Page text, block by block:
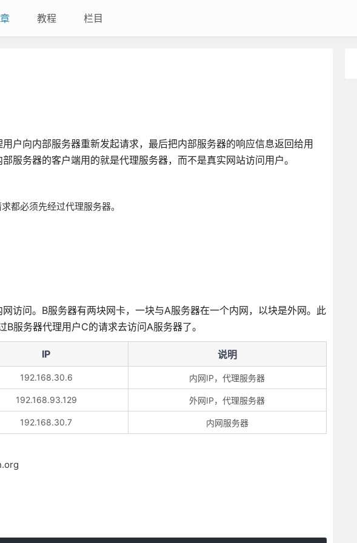
教程 栏目
户向内部服务器重新发起请求，最后把内部服务器的响应信息返回给用
服务器的客户端用的就是代理服务器，而不是真实网站访问用户。
都必须先经过代理服务器。
访问。B服务器有两块网卡，一块与A服务器在一个内网，以块是外网。此
服务器代理用户C的请求去访问A服务器了。
IP 说明
192.168.30.6 内网IP，代理服务器
192.168.93.129 外网IP，代理服务器
192.168.30.7 内网服务器